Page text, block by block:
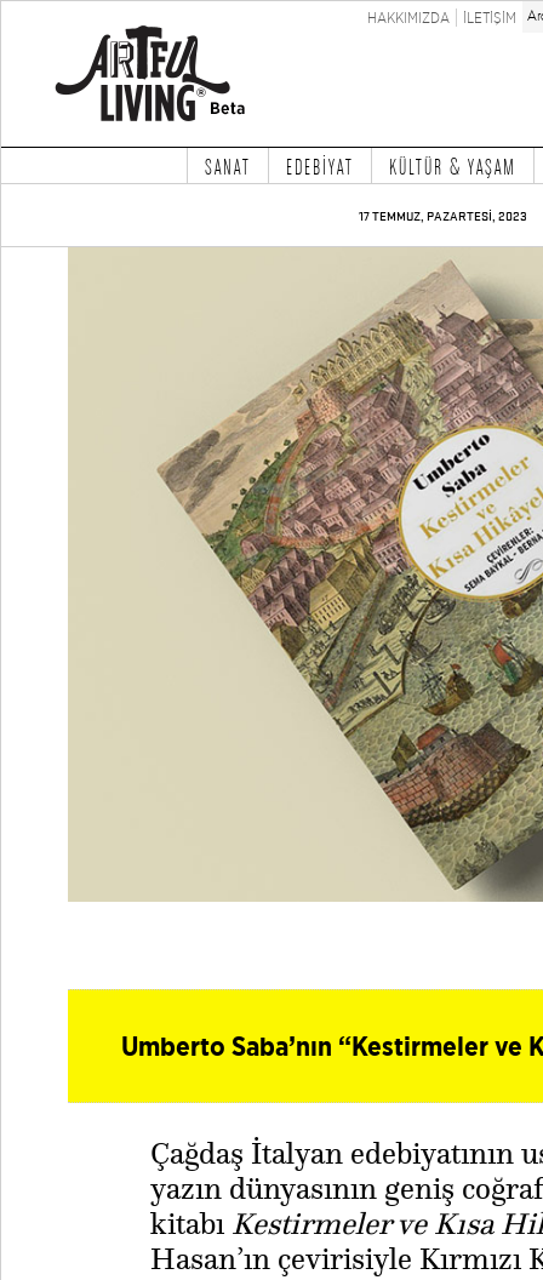
HAKKIMIZDA İLETİŞİM
SANAT EDEBİYAT KÜLTÜR & YAŞAM
17 TEMMUZ, PAZARTESİ, 2023
Umberto Saba’nın “Kestirmeler ve
Çağdaş İtalyan edebiyatının
yazın dünyasının geniş
kitabı Kestirmeler ve Kısa
Hasan’ın çevirisiyle Kırmızı